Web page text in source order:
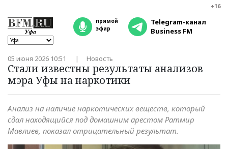
+16
прямой
эфир
Telegram-канал
Business FM
05 июня 2026 10:51 Новость
Стали известны результаты анализов
мэра Уфы на наркотики
Анализ на наличие наркотических веществ, который
сдал находящийся под домашним арестом Ратмир
Мавлиев, показал отрицательный результат.